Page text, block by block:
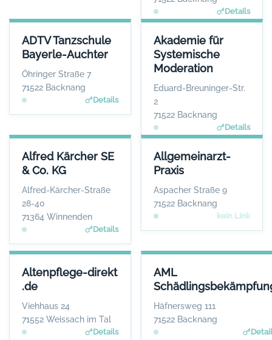
Details
ADTV Tanzschule
Bayerle-Auchter
Öhringer Straße 7
71522 Backnang
Details
ADTV TANZSCHULE BAYERLE-AUCHTER
Herr Raphael Auchter
WEBSITE
www.tanzschule-backnang.de
Akademie für
Systemische
Moderation
Eduard-Breuninger-Str.
2
71522 Backnang
Details
AKADEMIE FÜR SYSTEMISCHE
Alfred Kärcher SE
& Co. KG
Alfred-Kärcher-Straße
28-40
71364 Winnenden
Details
ALFRED KÄRCHER SE & CO. KG
Herr Hartmut Jenner
WEBSITE
www.de.kaercher.com
Allgemeinarzt-
Praxis
Aspacher Straße 9
71522 Backnang
kein Link
ALLGEMEINARZT-PRAXIS
ANSPRECHPARTNER
Frau Susanne Thies-
Tenschert
Keine Website hinterlegt
Altenpflege-direkt
.de
Viehhaus 24
71552 Weissach im Tal
Details
ALTENPFLEGE-DIREKT .DE
ANSPRECHPARTNER
www.altenpflege-direkt.
de
AML
Häfnersweg 111
71522 Backnang
AML
Herr Adrian
www.aml-schaedlingsbekaem